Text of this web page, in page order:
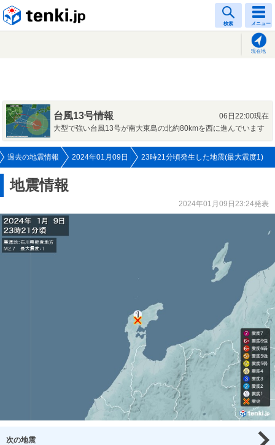
検索 メニュー
現在地
台風13号情報
06日22:00現在
大型で強い台風13号が南大東島の北約80kmを西に進んでいます
過去の地震情報 2024年01月09日 23時21分頃発生した地震(最大震度1)
地震情報
2024年01月09日23:24発表
次の地震